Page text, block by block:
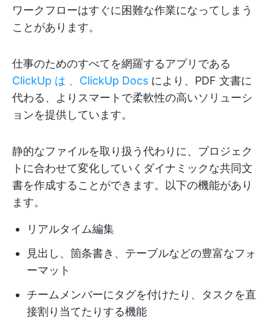
ワークフローはすぐに困難な作業になってしまう
ことがあります。
仕事のためのすべてを網羅するアプリである
ClickUp は 、ClickUp Docs により、PDF 文書に
代わる、よりスマートで柔軟性の高いソリューシ
ョンを提供しています。
静的なファイルを取り扱う代わりに、プロジェク
トに合わせて変化していくダイナミックな共同文
書を作成することができます。以下の機能があり
ます。
リアルタイム編集
見出し、箇条書き、テーブルなどの豊富なフォ
ーマット
チームメンバーにタグを付けたり、タスクを直
接割り当てたりする機能